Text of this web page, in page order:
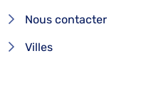
Nous contacter
Villes